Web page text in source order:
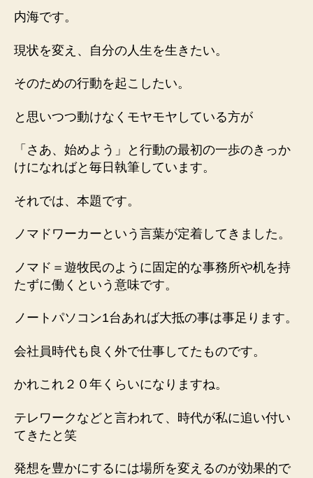
「ノ
ド」
の
内海です。
現状を変え、自分の人生を生きたい。
そのための行動を起こしたい。
と思いつつ動けなくモヤモヤしている方が
「さあ、始めよう」と行動の最初の一歩のきっか
けになればと毎日執筆しています。
それでは、本題です。
ノマドワーカーという言葉が定着してきました。
ノマド＝遊牧民のように固定的な事務所や机を持
たずに働くという意味です。
ノートパソコン1台あれば大抵の事は事足ります。
会社員時代も良く外で仕事してたものです。
かれこれ２０年くらいになりますね。
テレワークなどと言われて、時代が私に追い付い
てきたと笑
発想を豊かにするには場所を変えるのが効果的で